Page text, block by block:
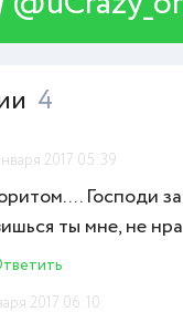
4
2017 05:39
Господи
ты мне, не
2017 06:10